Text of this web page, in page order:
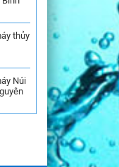
thủy
Núi